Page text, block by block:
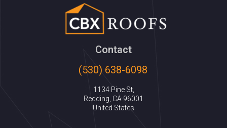
Contact
(530) 638-6098
1134 Pine St,
Redding, CA 96001
United States